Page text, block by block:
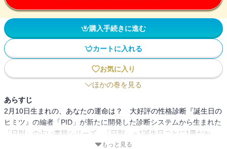
購入手続きに進む
カートに入れる
お気に入り
ほかの巻を見る
あらすじ
2月10日生まれの、あなたの運命は？ 大好評の性格診断『誕生日の
ヒミツ』の編者「PID」が新たに開発した診断システムから生まれた
「日別」の占い書籍シリーズ。「日別」＝1誕生日ごとに1冊だか
ら、バースデーギフトにも最適だ！もっと見る